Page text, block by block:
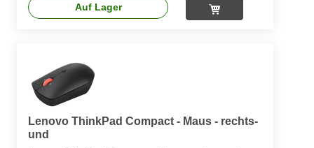
Auf Lager
Lenovo ThinkPad Compact - Maus - rechts-
und